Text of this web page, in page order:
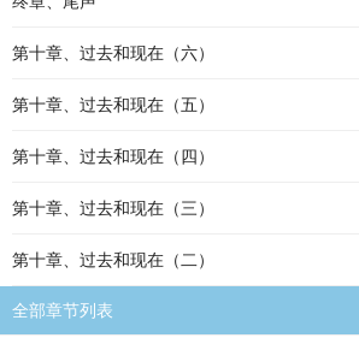
第十章、过去和现在（六）
第十章、过去和现在（五）
第十章、过去和现在（四）
第十章、过去和现在（三）
第十章、过去和现在（二）
全部章节列表